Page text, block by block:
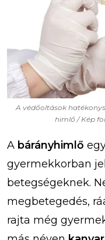
A védőoltások
himlő / Kép
A bárányhimlő
gyermekkorban
betegségeknek.
megbetegedés,
rajta még